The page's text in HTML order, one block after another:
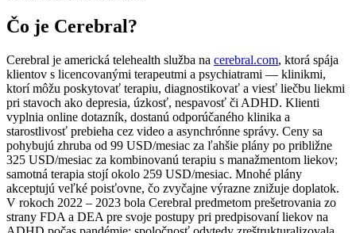
Čo je Cerebral?
Cerebral je americká telehealth služba na cerebral.com, ktorá spája
klientov s licencovanými terapeutmi a psychiatrami — klinikmi,
ktorí môžu poskytovať terapiu, diagnostikovať a viesť liečbu liekmi
pri stavoch ako depresia, úzkosť, nespavosť či ADHD. Klienti
vyplnia online dotazník, dostanú odporúčaného klinika a
starostlivosť prebieha cez video a asynchrónne správy. Ceny sa
pohybujú zhruba od 99 USD/mesiac za ľahšie plány po približne
325 USD/mesiac za kombinovanú terapiu s manažmentom liekov;
samotná terapia stojí okolo 259 USD/mesiac. Mnohé plány
akceptujú veľké poisťovne, čo zvyčajne výrazne znižuje doplatok.
V rokoch 2022 – 2023 bola Cerebral predmetom prešetrovania zo
strany FDA a DEA pre svoje postupy pri predpisovaní liekov na